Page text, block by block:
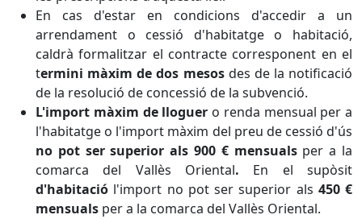
En cas d'estar en condicions d'accedir a un
arrendament o cessió d'habitatge o habitació,
caldrà formalitzar el contracte corresponent en el
termini màxim de dos mesos des de la notificació
de la resolució de concessió de la subvenció.
L'import màxim de lloguer o renda mensual per a
l'habitatge o l'import màxim del preu de cessió d'ús
no pot ser superior als 900 € mensuals per a la
comarca del Vallès Oriental. En el supòsit
d'habitació l'import no pot ser superior als 450 €
mensuals per a la comarca del Vallès Oriental.